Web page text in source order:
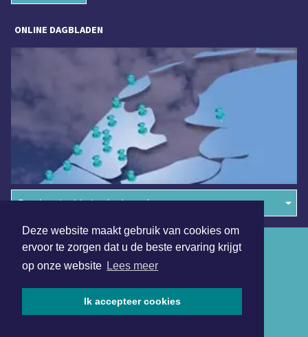
Deze website maakt gebruik van cookies om
ervoor te zorgen dat u de beste ervaring krijgt
op onze website Lees meer
Ik accepteer cookies
ONLINE DAGBLADEN
Overige dagbladen in de regio
Algemene voorwaarden
Disclaimer